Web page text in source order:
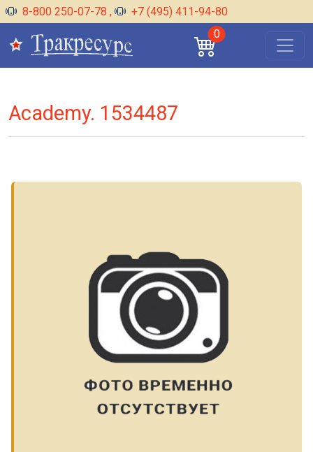
8-800 250-07-78 ,
+7 (495) 411-94-80
0
Academy. 1534487